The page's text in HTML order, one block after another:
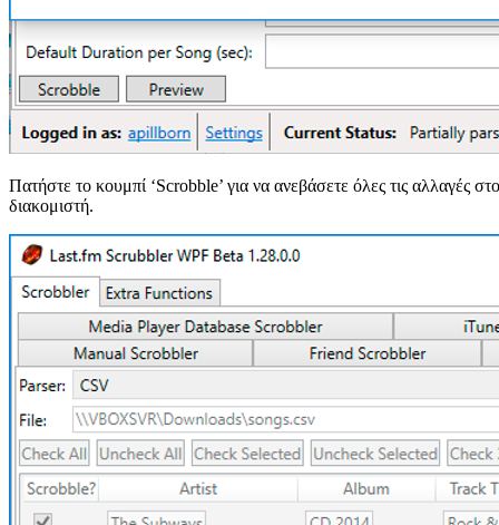
Πατήστε το κουμπί ‘Scrobble’ για να ανεβάσετε όλες τις αλλαγές
διακομιστή.